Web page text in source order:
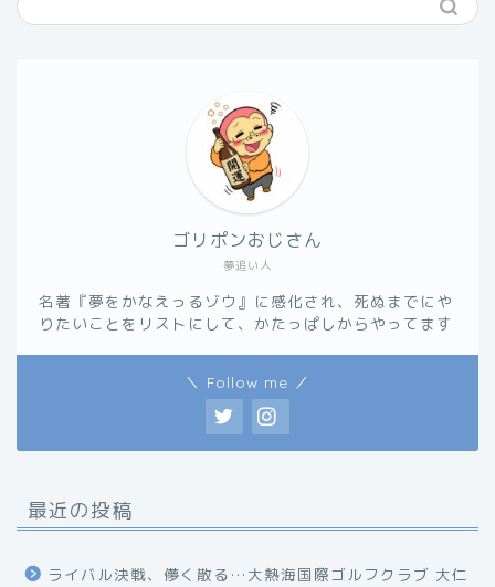
夢追い人
ゴリポンおじさん
名著『夢をかなえっるゾウ』に感化され、死ぬまでにや
りたいことをリストにして、かたっぱしからやってます
＼ Follow me ／
最近の投稿
ライバル決戦、儚く散る…大熱海国際ゴルフクラブ 大仁